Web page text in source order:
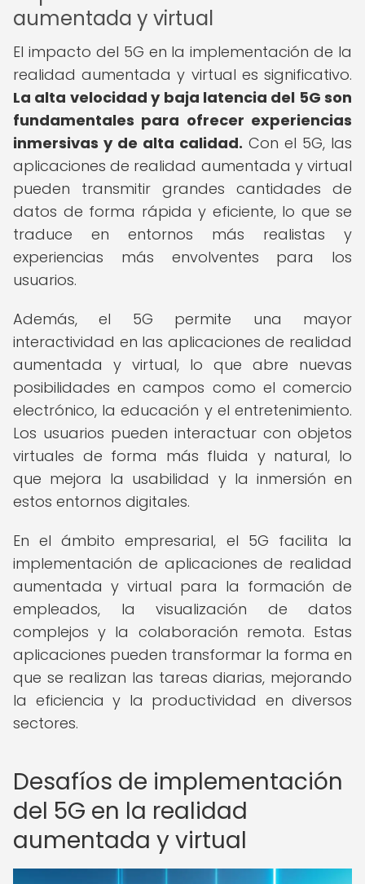
aumentada y virtual
El impacto del 5G en la implementación de la
realidad aumentada y virtual es significativo.
La alta velocidad y baja latencia del 5G son
fundamentales para ofrecer experiencias
inmersivas y de alta calidad. Con el 5G, las
aplicaciones de realidad aumentada y virtual
pueden transmitir grandes cantidades de
datos de forma rápida y eficiente, lo que se
traduce en entornos más realistas y
experiencias más envolventes para los
usuarios.
Además, el 5G permite una mayor
interactividad en las aplicaciones de realidad
aumentada y virtual, lo que abre nuevas
posibilidades en campos como el comercio
electrónico, la educación y el entretenimiento.
Los usuarios pueden interactuar con objetos
virtuales de forma más fluida y natural, lo
que mejora la usabilidad y la inmersión en
estos entornos digitales.
En el ámbito empresarial, el 5G facilita la
implementación de aplicaciones de realidad
aumentada y virtual para la formación de
empleados, la visualización de datos
complejos y la colaboración remota. Estas
aplicaciones pueden transformar la forma en
que se realizan las tareas diarias, mejorando
la eficiencia y la productividad en diversos
sectores.
Desafíos de implementación
del 5G en la realidad
aumentada y virtual